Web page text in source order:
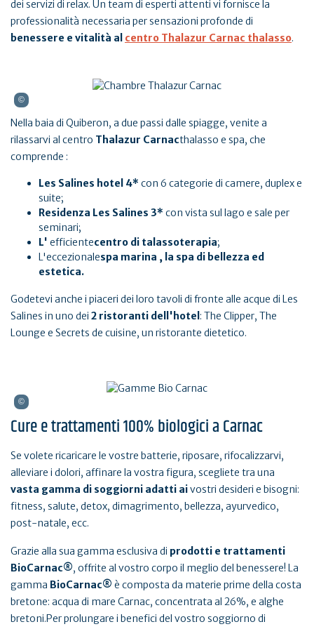
dei servizi di relax. Un team di esperti attenti vi fornisce la
professionalità necessaria per sensazioni profonde di
benessere e vitalità al centro Thalazur Carnac thalasso.
Nella baia di Quiberon, a due passi dalle spiagge, venite a
rilassarvi al centro Thalazur Carnacthalasso e spa, che
comprende :
Les Salines hotel 4* con 6 categorie di camere, duplex e
suite;
Residenza Les Salines 3* con vista sul lago e sale per
seminari;
L' efficientecentro di talassoterapia;
L'eccezionalespa marina , la spa di bellezza ed
estetica.
Godetevi anche i piaceri dei loro tavoli di fronte alle acque di Les
Salines in uno dei 2 ristoranti dell'hotel : The Clipper, The
Lounge e Secrets de cuisine, un ristorante dietetico.
Cure e trattamenti 100% biologici a Carnac
Se volete ricaricare le vostre batterie, riposare, rifocalizzarvi,
alleviare i dolori, affinare la vostra figura, scegliete tra una
vasta gamma di soggiorni adatti aivostri desideri e bisogni:
fitness, salute, detox, dimagrimento, bellezza, ayurvedico,
post-natale, ecc.
Grazie alla sua gamma esclusiva di prodotti e trattamenti
BioCarnac®, offrite al vostro corpo il meglio del benessere! La
gamma BioCarnac® è composta da materie prime della costa
bretone: acqua di mare Carnac, concentrata al 26%, e alghe
bretoni.Per prolungare i benefici del vostro soggiorno di